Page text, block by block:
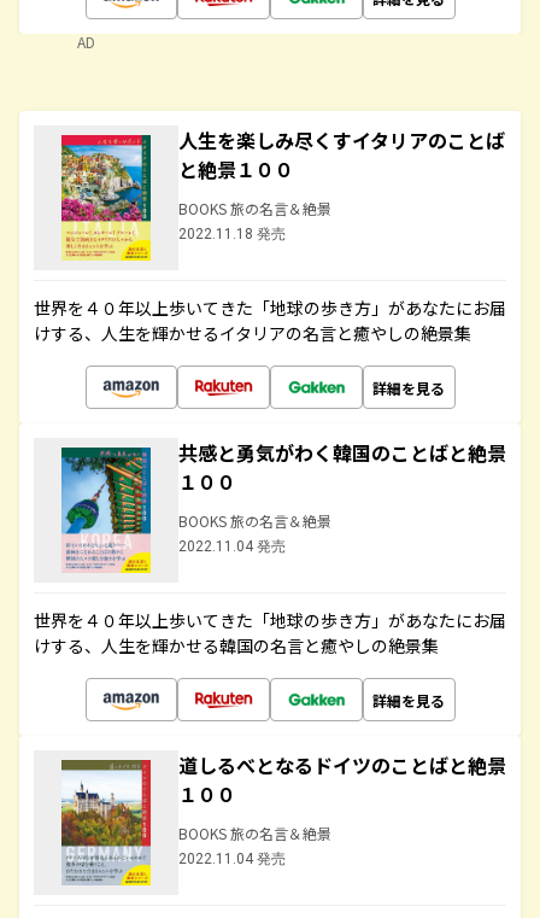
AD
人生を楽しみ尽くすイタリアのことば
と絶景１００
BOOKS 旅の名言＆絶景
2022.11.18 発売
世界を４０年以上歩いてきた「地球の歩き方」があなたにお届
けする、人生を輝かせるイタリアの名言と癒やしの絶景集
詳細を見る
共感と勇気がわく韓国のことばと絶景
１００
BOOKS 旅の名言＆絶景
2022.11.04 発売
世界を４０年以上歩いてきた「地球の歩き方」があなたにお届
けする、人生を輝かせる韓国の名言と癒やしの絶景集
詳細を見る
道しるべとなるドイツのことばと絶景
１００
BOOKS 旅の名言＆絶景
2022.11.04 発売